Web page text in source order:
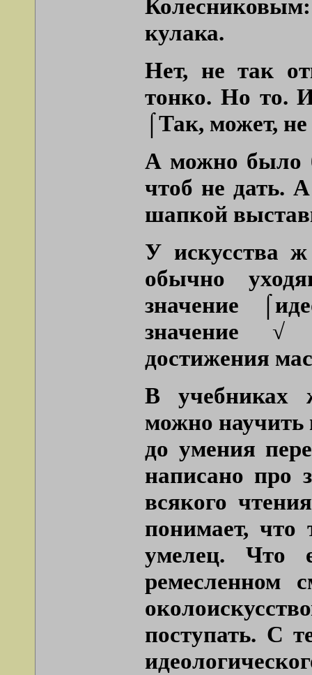
кулака.
Нет, не так
тонко. Но то.
⌠Так, может,
А можно было
чтоб не дать.
шапкой
У искусства
обычно
значение
значение √
достижения
В учебниках
можно научить
до умения
написано про
всякого
понимает, что
умелец. Что
ремесленном
поступать. С